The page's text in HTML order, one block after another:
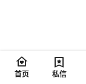
首页 私信